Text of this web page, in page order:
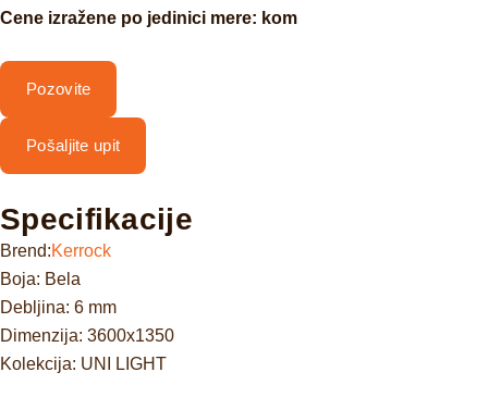
Cene izražene po jedinici mere: kom
Pozovite
Pošaljite upit
Specifikacije
Brend:Kerrock
Boja: Bela
Debljina: 6 mm
Dimenzija: 3600x1350
Kolekcija: UNI LIGHT